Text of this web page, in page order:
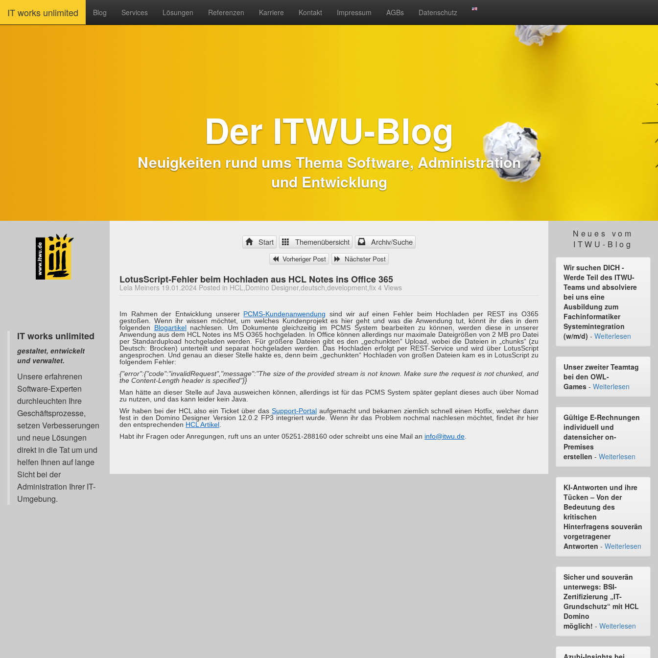
IT works unlimited Blog Services Lösungen Referenzen Karriere Kontakt Impressum AGBs Datenschutz
Der ITWU-Blog
Neuigkeiten rund ums Thema Software, Administration
und Entwicklung
IT works unlimited
gestaltet, entwickelt
und verwaltet.
Unsere erfahrenen
Software-Experten
durchleuchten Ihre
Geschäftsprozesse,
setzen Verbesserungen
und neue Lösungen
direkt in die Tat um und
helfen Ihnen auf lange
Sicht bei der
Administration Ihrer IT-
Umgebung.
Start Themenübersicht Archiv/Suche
Vorheriger Post Nächster Post
LotusScript-Fehler beim Hochladen aus HCL Notes ins Office 365
Lela Meiners 19.01.2024 Posted in HCL,Domino Designer,deutsch,development,fix 4 Views
Im Rahmen der Entwicklung unserer PCMS-Kundenanwendung sind wir auf einen Fehler beim Hochladen per REST ins O365
gestoßen. Wenn ihr wissen möchtet, um welches Kundenprojekt es hier geht und was die Anwendung tut, könnt ihr dies in dem
folgenden Blogartikelnachlesen. Um Dokumente gleichzeitig im PCMS System bearbeiten zu können, werden diese in unserer
Anwendung aus dem HCL Notes ins MS O365 hochgeladen. In Office können allerdings nur maximale Dateigrößen von 2 MB pro Datei
per Standardupload hochgeladen werden. Für größere Dateien gibt es den „gechunkten“ Upload, wobei die Dateien in „chunks“ (zu
Deutsch: Brocken) unterteilt und separat hochgeladen werden. Das Hochladen erfolgt per REST-Service und wird über LotusScript
angesprochen. Und genau an dieser Stelle hakte es, denn beim „gechunkten“ Hochladen von großen Dateien kam es in LotusScript zu
folgendem Fehler:
{"error":{"code":"invalidRequest","message":"The size of the provided stream is not known. Make sure the request is not chunked, and
the Content-Length header is specified"}}
Man hätte an dieser Stelle auf Java ausweichen können, allerdings ist für das PCMS System später geplant dieses auch über Nomad
zu nutzen, und das kann leider kein Java.
Wir haben bei der HCL also ein Ticket über das Support-Portalaufgemacht und bekamen ziemlich schnell einen Hotfix, welcher dann
fest in den Domino Designer Version 12.0.2 FP3 integriert wurde. Wenn ihr das Problem nochmal nachlesen möchtet, findet ihr hier
den entsprechenden HCL Artikel
Habt ihr Fragen oder Anregungen, ruft uns an unter 05251-288160 oder schreibt uns eine Mail an info@itwu.de
Neues vom
ITWU-Blog
Wir suchen DICH -
Werde Teil des ITWU-
Teams und absolviere
bei uns eine
Ausbildung zum
Fachinformatiker
Systemintegration
(w/m/d) - Weiterlesen
Unser zweiter Teamtag
bei den OWL-
Games - Weiterlesen
Gültige E-Rechnungen
individuell und
datensicher on-
Premises
erstellen - Weiterlesen
KI-Antworten und ihre
Tücken – Von der
Bedeutung des
kritischen
Hinterfragens souverän
vorgetragener
Antworten - Weiterlesen
Sicher und souverän
unterwegs: BSI-
Zertifizierung „IT-
Grundschutz“ mit HCL
Domino
möglich! - Weiterlesen